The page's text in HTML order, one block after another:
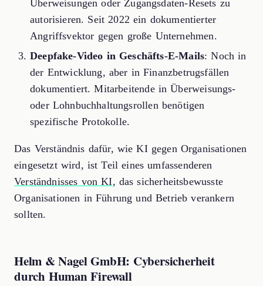
Überweisungen oder Zugangsdaten-Resets zu
autorisieren. Seit 2022 ein dokumentierter
Angriffsvektor gegen große Unternehmen.
Deepfake-Video in Geschäfts-E-Mails: Noch in
der Entwicklung, aber in Finanzbetrugsfällen
dokumentiert. Mitarbeitende in Überweisungs-
oder Lohnbuchhaltungsrollen benötigen
spezifische Protokolle.
Das Verständnis dafür, wie KI gegen Organisationen
eingesetzt wird, ist Teil eines umfassenderen
Verständnisses von KI, das sicherheitsbewusste
Organisationen in Führung und Betrieb verankern
sollten.
Helm & Nagel GmbH: Cybersicherheit
durch Human Firewall